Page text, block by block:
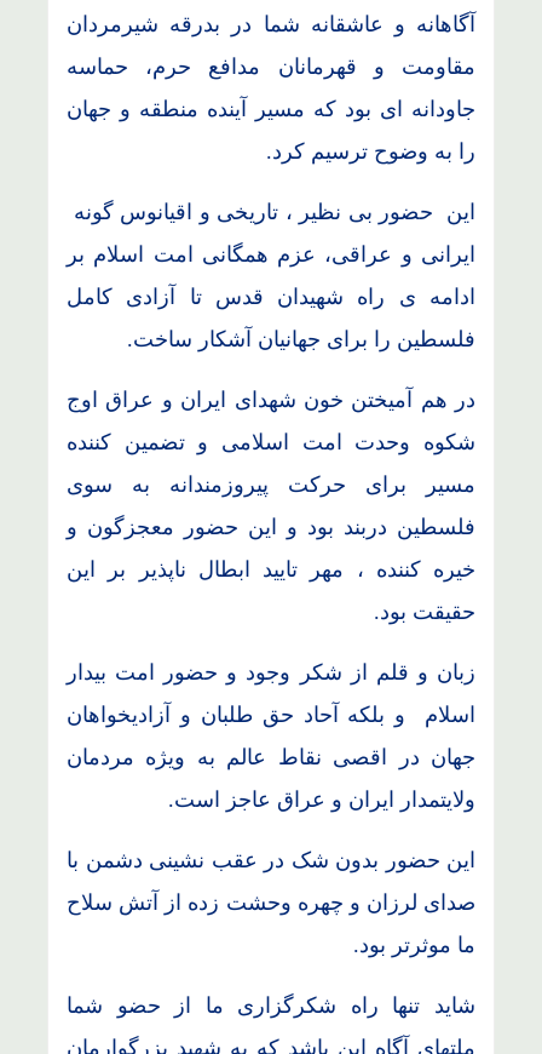
آگاهانه و عاشقانه شما در بدرقه شیرمردان
مقاومت و قهرمانان مدافع حرم، حماسه
جاودانه ای بود که مسیر آینده منطقه و جهان
را به وضوح ترسیم کرد.
این حضور بی نظیر ، تاریخی و اقیانوس گونه
ایرانی و عراقی، عزم همگانی امت اسلام بر
ادامه ی راه شهیدان قدس تا آزادی کامل
فلسطین را برای جهانیان آشکار ساخت.
در هم آمیختن خون شهدای ایران و عراق اوج
شکوه وحدت امت اسلامی و تضمین کننده
مسیر برای حرکت پیروزمندانه به سوی
فلسطین دربند بود و این حضور معجزگون و
خیره کننده ، مهر تایید ابطال ناپذیر بر این
حقیقت بود.
زبان و قلم از شکر وجود و حضور امت بیدار
اسلام و بلکه آحاد حق طلبان و آزادیخواهان
جهان در اقصی نقاط عالم به ویژه مردمان
ولایتمدار ایران و عراق عاجز است.
این حضور بدون شک در عقب نشینی دشمن با
صدای لرزان و چهره وحشت زده از آتش سلاح
ما موثرتر بود.
شاید تنها راه شکرگزاری ما از حضو شما
ملتهای آگاه این باشد که به شهید بزرگوارمان